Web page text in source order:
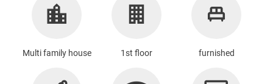
Multi family house 1st floor furnished